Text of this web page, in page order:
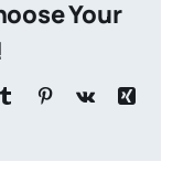
Your
Tumblr Pinterest
Vk
Xing